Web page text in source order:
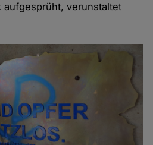
aufgesprüht, verunstaltet